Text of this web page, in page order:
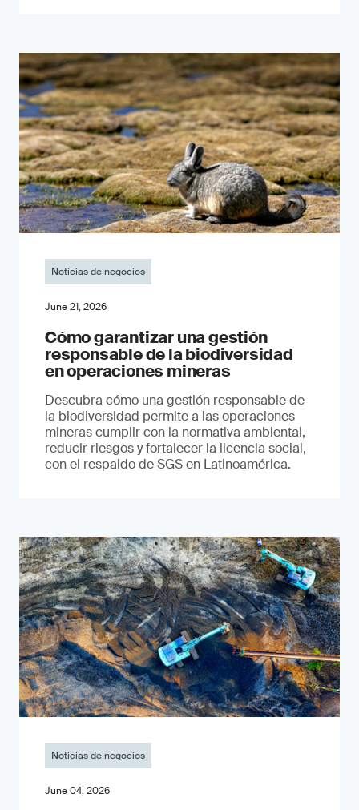
Noticias de negocios
June 21, 2026
Cómo garantizar una gestión
responsable de la biodiversidad
en operaciones mineras
Descubra cómo una gestión responsable de
la biodiversidad permite a las operaciones
mineras cumplir con la normativa ambiental,
reducir riesgos y fortalecer la licencia social,
con el respaldo de SGS en Latinoamérica.
Noticias de negocios
June 04, 2026